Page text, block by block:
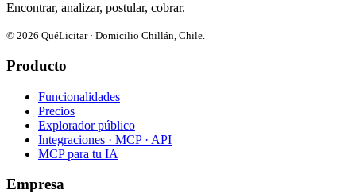
Encontrar, analizar, postular, cobrar.
© 2026 QuéLicitar · Domicilio Chillán, Chile.
Producto
Funcionalidades
Precios
Explorador público
Integraciones · MCP · API
MCP para tu IA
Empresa